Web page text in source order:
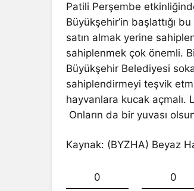
Patili Perşembe
Büyükşehir’in başlattığı
satın almak yerine
sahiplenmek çok önemli.
Büyükşehir Belediyesi
sahiplendirmeyi teşvik
hayvanlara kucak açmalı.
Onların da bir yuvası
Kaynak: (BYZHA) Beyaz
0
0